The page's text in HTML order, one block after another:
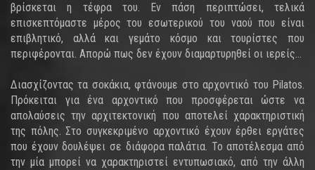
βρίσκεται η τέφρα του. Εν πάση περιπτώσει, τελικά
επισκεπτόμαστε μέρος του εσωτερικού του ναού που είναι
επιβλητικό, αλλά και γεμάτο κόσμο και τουρίστες που
περιφέρονται. Απορώ πως δεν έχουν διαμαρτυρηθεί οι ιερείς...
Διασχίζοντας τα σοκάκια, φτάνουμε στο αρχοντικό του Pilatos.
Πρόκειται για ένα αρχοντικό που προσφέρεται ώστε να
απολαύσεις την αρχιτεκτονική που αποτελεί χαρακτηριστική
της πόλης. Στο συγκεκριμένο αρχοντικό έχουν έρθει εργάτες
που έχουν δουλέψει σε διάφορα παλάτια. Το αποτέλεσμα από
την μία μπορεί να χαρακτηριστεί εντυπωσιακό, από την άλλη